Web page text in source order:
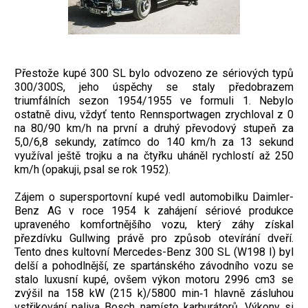
Přestože kupé 300 SL bylo odvozeno ze sériových typů
300/300S, jeho úspěchy se staly předobrazem
triumfálních sezon 1954/1955 ve formuli 1. Nebylo
ostatně divu, vždyť tento Rennsportwagen zrychloval z 0
na 80/90 km/h na první a druhý převodový stupeň za
5,0/6,8 sekundy, zatímco do 140 km/h za 13 sekund
využíval ještě trojku a na čtyřku uháněl rychlostí až 250
km/h (opakuji, psal se rok 1952).
Zájem o supersportovní kupé vedl automobilku Daimler-
Benz AG v roce 1954 k zahá­jení sériové produkce
upraveného komfortnějšího vozu, který záhy získal
přezdívku Gullwing právě pro způsob otevírání dveří.
Tento dnes kultovní Mercedes-Benz 300 SL (W198 I) byl
delší a pohodlnější, ze spartánského závodního vozu se
stalo luxusní kupé, ovšem výkon motoru 2996 cm3 se
zvýšil na 158 kW (215 k)/5800 min‑1 hlavně zásluhou